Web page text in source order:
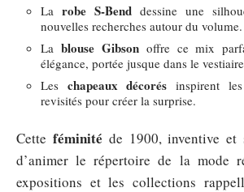
La robe S-Bend dessine une
nouvelles recherches autour du volume.
La blouse Gibsonoffre ce mix
élégance, portée jusque dans le
Les chapeaux décorés inspirent
revisités pour créer la surprise.
Cette féminité de 1900, inventive et
d’animer le répertoire de la mode
expositions et les collections